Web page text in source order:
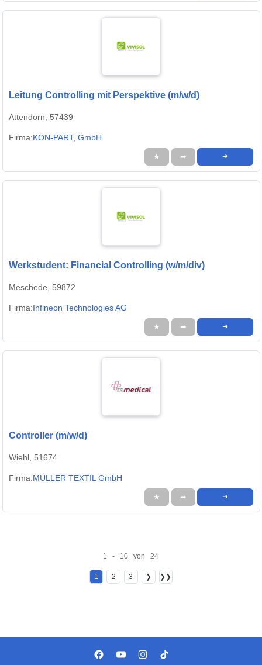
Leitung Controlling mit Perspektive (m/w/d)
Attendorn, 57439
Firma:KON-PART, GmbH
★ ➦ ➜
Werkstudent: Financial Controlling (w/m/div)
Meschede, 59872
Firma:Infineon Technologies AG
★ ➦ ➜
Controller (m/w/d)
Wiehl, 51674
Firma:MÜLLER TEXTIL GmbH
★ ➦ ➜
1 - 10 von 24
1 2 3 ❯ ❯❯